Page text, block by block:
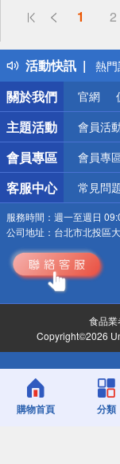
1 2
活動快訊
偏
得
熱
銀
偏
詐
關於我們
官網
主題活動 會員活
會員專區 會員專
客服中心 常見問
服務時間： 週一至週日
公司地址： 台北市北投區
食品
Copyright©2026
購物首頁 分類